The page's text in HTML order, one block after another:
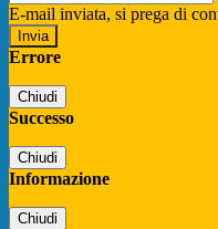
E-mail inviata, si prega di
Errore
Chiudi
Successo
Chiudi
Informazione
Chiudi